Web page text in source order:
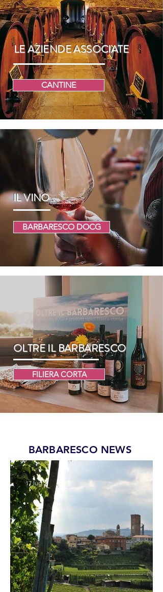
LE AZIENDE ASSOCIATE
CANTINE
IL VINO
BARBARESCO DOCG
OLTRE IL BARBARESCO
FILIERA CORTA
BARBARESCO NEWS
17 lug